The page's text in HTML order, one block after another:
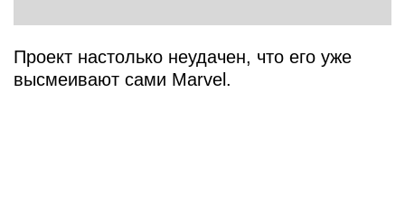
Проект настолько неудачен, что его уже
высмеивают сами Marvel.